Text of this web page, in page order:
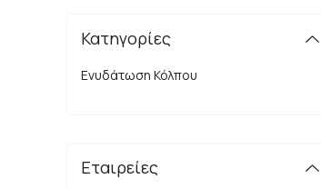
Κατηγορίες
Ενυδάτωση Κόλπου
Εταιρείες